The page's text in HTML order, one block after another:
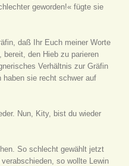
geworden!« fügte sie
daß Ihr Euch meiner Worte
den Hieb zu parieren
Verhältnis zur Gräfin
haben sie recht schwer auf
Nun, Kity, bist du wieder
So schlecht gewählt jetzt
so wollte Lewin